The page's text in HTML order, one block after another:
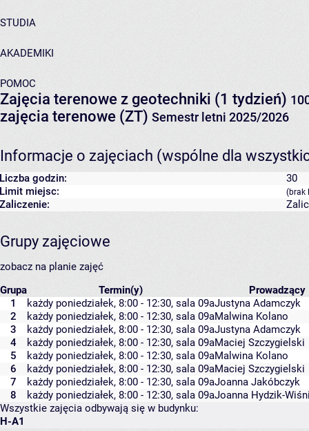
STUDIA
AKADEMIKI
POMOC
Zajęcia terenowe z geotechniki (1 tydzień)
zajęcia terenowe (ZT) Semestr letni 2025/2026
Informacje o zajęciach (wspólne dla
Liczba godzin:
30
Limit miejsc:
(brak
Zaliczenie:
Grupy zajęciowe
zobacz na planie zajęć
Grupa
Termin(y)
Prowadzący
1
każdy poniedziałek, 8:00 - 12:30, sala 09aJustyna Adamczyk
2
każdy poniedziałek, 8:00 - 12:30, sala 09aMalwina Kolano
3
każdy poniedziałek, 8:00 - 12:30, sala 09aJustyna Adamczyk
4
każdy poniedziałek, 8:00 - 12:30, sala 09aMaciej Szczygielski
5
każdy poniedziałek, 8:00 - 12:30, sala 09aMalwina Kolano
6
każdy poniedziałek, 8:00 - 12:30, sala 09aMaciej Szczygielski
7
każdy poniedziałek, 8:00 - 12:30, sala 09aJoanna Jakóbczyk
8
każdy poniedziałek, 8:00 - 12:30, sala 09aJoanna Hydzik-
Wszystkie zajęcia odbywają się w budynku:
H-A1